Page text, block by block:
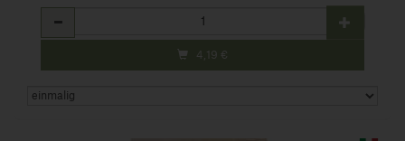
Anzahl
4,19 €